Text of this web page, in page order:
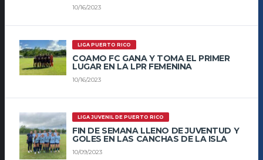
10/16/2023
LIGA PUERTO RICO
COAMO FC GANA Y TOMA EL PRIMER
LUGAR EN LA LPR FEMENINA
10/16/2023
LIGA JUVENIL DE PUERTO RICO
FIN DE SEMANA LLENO DE JUVENTUD Y
GOLES EN LAS CANCHAS DE LA ISLA
10/09/2023